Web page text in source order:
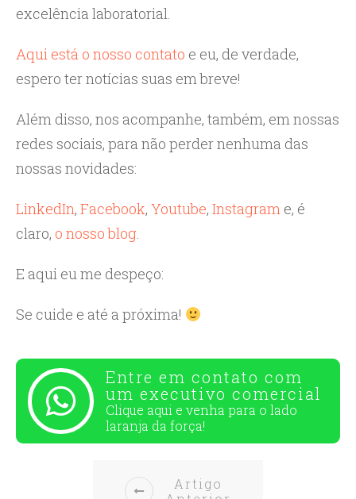
excelência laboratorial.
Aqui está o nosso contato e eu, de verdade,
espero ter notícias suas em breve!
Além disso, nos acompanhe, também, em nossas
redes sociais, para não perder nenhuma das
nossas novidades:
LinkedIn, Facebook, Youtube, Instagram e, é
claro, o nosso blog.
E aqui eu me despeço:
Se cuide e até a próxima!
Entre em contato com
um executivo comercial
Clique aqui e venha para o lado
laranja da força!
Artigo